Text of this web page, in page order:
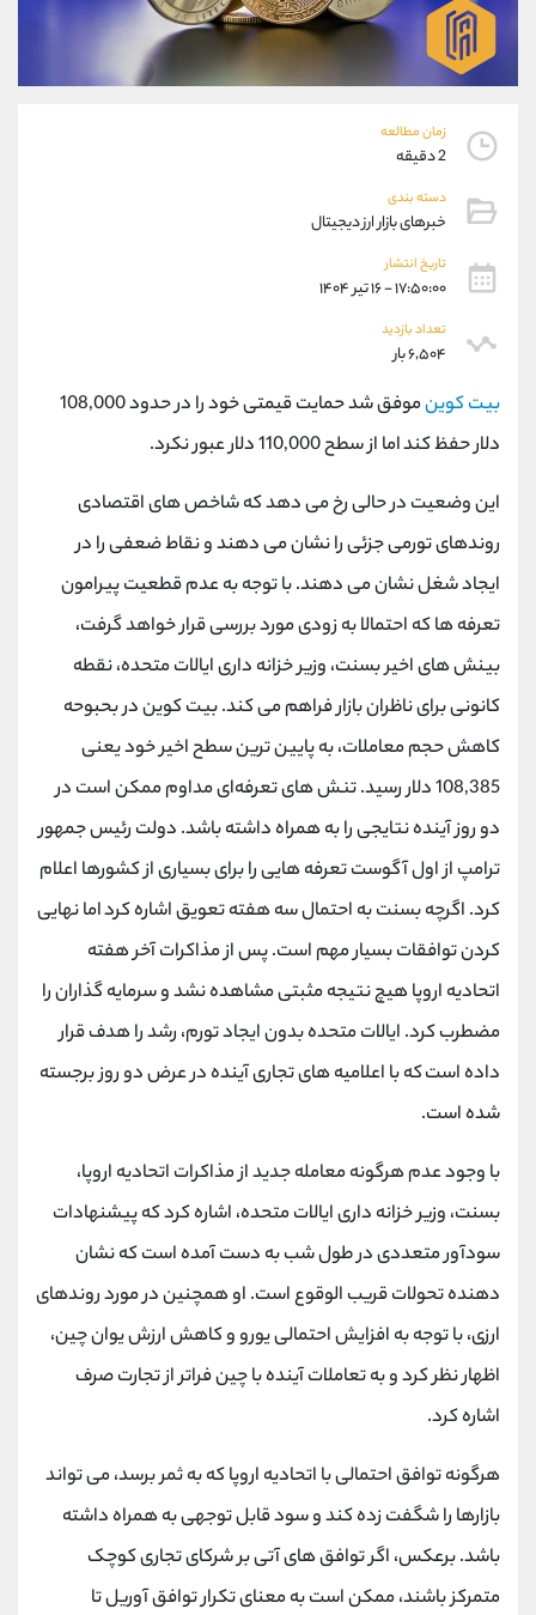
زمان مطالعه
2 دقیقه
دسته بندی
خبرهای بازار ارز دیجیتال
تاریخ انتشار
۱۷:۵۰:۰۰ - ۱۶ تیر ۱۴۰۴
تعداد بازدید
۶,۵۰۴ بار
بیت کوین
موفق شد حمایت قیمتی خود را در حدود 108,000
دلار حفظ کند اما از سطح 110,000 دلار عبور نکرد.
این وضعیت در حالی رخ می دهد که شاخص های اقتصادی
روندهای تورمی جزئی را نشان می دهند و نقاط ضعفی را در
ایجاد شغل نشان می دهند. با توجه به عدم قطعیت پیرامون
تعرفه ها که احتمالا به زودی مورد بررسی قرار خواهد گرفت،
بینش های اخیر بسنت، وزیر خزانه داری ایالات متحده، نقطه
کانونی برای ناظران بازار فراهم می کند. بیت کوین در بحبوحه
کاهش حجم معاملات، به پایین ترین سطح اخیر خود یعنی
108,385 دلار رسید. تنش های تعرفه‌ای مداوم ممکن است در
دو روز آینده نتایجی را به همراه داشته باشد. دولت رئیس جمهور
ترامپ از اول آگوست تعرفه هایی را برای بسیاری از کشورها اعلام
کرد. اگرچه بسنت به احتمال سه هفته تعویق اشاره کرد اما نهایی
کردن توافقات بسیار مهم است. پس از مذاکرات آخر هفته
اتحادیه اروپا هیچ نتیجه مثبتی مشاهده نشد و سرمایه گذاران را
مضطرب کرد. ایالات متحده بدون ایجاد تورم، رشد را هدف قرار
داده است که با اعلامیه های تجاری آینده در عرض دو روز برجسته
شده است.
با وجود عدم هرگونه معامله جدید از مذاکرات اتحادیه اروپا،
بسنت، وزیر خزانه داری ایالات متحده، اشاره کرد که پیشنهادات
سودآور متعددی در طول شب به دست آمده است که نشان
دهنده تحولات قریب الوقوع است. او همچنین در مورد روندهای
ارزی، با توجه به افزایش احتمالی یورو و کاهش ارزش یوان چین،
اظهار نظر کرد و به تعاملات آینده با چین فراتر از تجارت صرف
اشاره کرد.
هرگونه توافق احتمالی با اتحادیه اروپا که به ثمر برسد، می تواند
بازارها را شگفت زده کند و سود قابل توجهی به همراه داشته
باشد. برعکس، اگر توافق های آتی بر شرکای تجاری کوچک
متمرکز باشند، ممکن است به معنای تکرار توافق آوریل تا
09194198792
واتساپ شروع گفتگو
تلگرام @Armteam_admin_33
پشتیبان فروش
موبایل
واتساپ
تلگرام
داخلی
اطلاعات تماس
021-22021030
بدون پیش شماره
کانال تلگرام @alirezamehrabi_com
کانال بله @alirezamehrabi_official